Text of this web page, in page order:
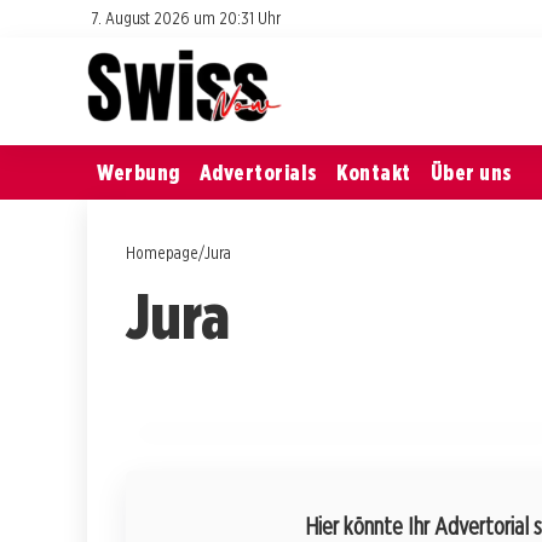
7. August 2026 um 20:31 Uhr
Werbung Advertorials Kontakt Über uns
Homepage/Jura
Jura
25. Juli 2026
Autowrack erzählt Geschichten von
Hier könnte Ihr Advertorial